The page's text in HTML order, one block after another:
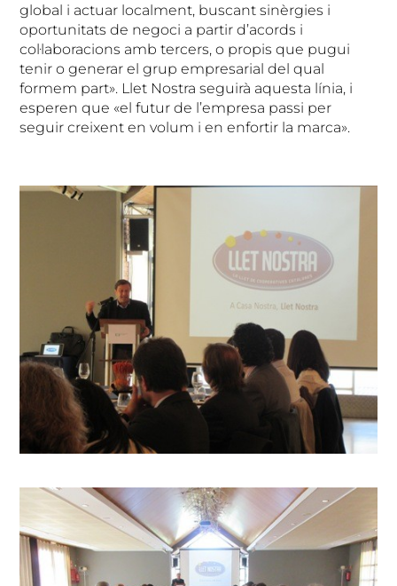
global i actuar localment, buscant sinèrgies i
oportunitats de negoci a partir d’acords i
col·laboracions amb tercers, o propis que pugui
tenir o generar el grup empresarial del qual
formem part». Llet Nostra seguirà aquesta línia, i
esperen que «el futur de l’empresa passi per
seguir creixent en volum i en enfortir la marca».